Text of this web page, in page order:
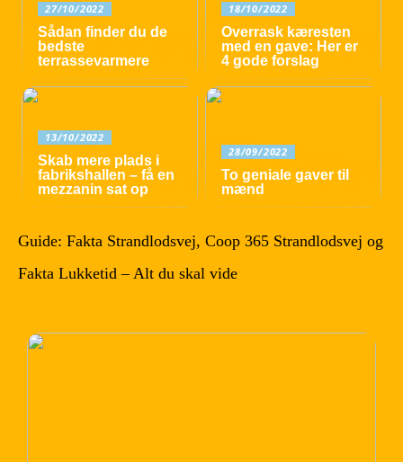
27/10/2022
Sådan finder du de
bedste
terrassevarmere
18/10/2022
Overrask kæresten
med en gave: Her er
4 gode forslag
13/10/2022
Skab mere plads i
fabrikshallen – få en
mezzanin sat op
28/09/2022
To geniale gaver til
mænd
Guide: Fakta Strandlodsvej, Coop 365 Strandlodsvej og
Fakta Lukketid – Alt du skal vide